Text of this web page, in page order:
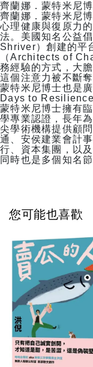
齊蘭娜．蒙特米尼
齊蘭娜．蒙特米尼
心理健康與復原力
法。美國知名公益
Shriver）創建的平
（Architects of
務經驗的方式，大
這個注意力被不斷
蒙特米尼博士也是
Days to Resilience
蒙特米尼博士擁有
學專業認證，長年
尖學術機構提供顧
通、安侯建業會計
行、資本集團，以
同時也是多個知名
您可能也喜歡